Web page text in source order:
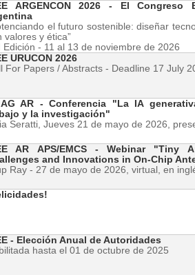
ARGENCON 2026 - El
el futuro sostenible: diseñar
valores y ética”
Edición - 11 al 13 de noviembre de 2026
URUCON 2026
For Papers / Abstracts - Deadline 17 July
AR - Conferencia "La IA
y la investigación"
Seratti, Jueves 21 de mayo de 2026,
AR APS/EMCS - Webinar "Tiny
and Innovations in On-Chip
Ray - 27 de mayo de 2026, virtual, en
- Elección Anual de Autoridades
hasta el 01 de octubre de 2025